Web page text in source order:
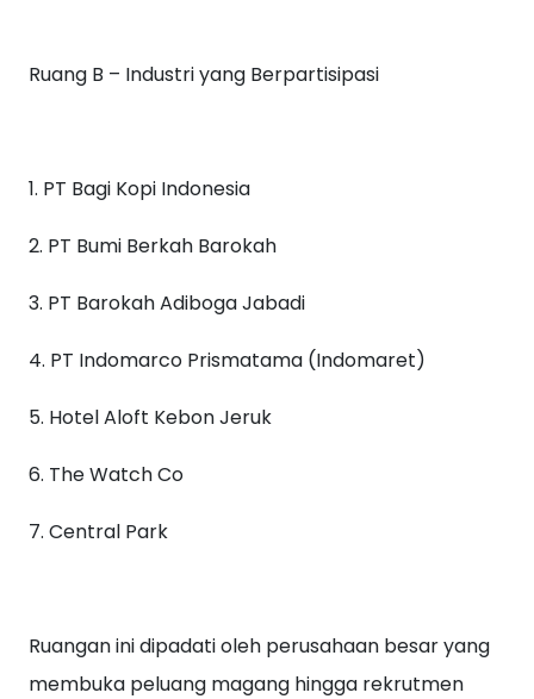
Ruang B – Industri yang Berpartisipasi
1. PT Bagi Kopi Indonesia
2. PT Bumi Berkah Barokah
3. PT Barokah Adiboga Jabadi
4. PT Indomarco Prismatama (Indomaret)
5. Hotel Aloft Kebon Jeruk
6. The Watch Co
7. Central Park
Ruangan ini dipadati oleh perusahaan besar yang
membuka peluang magang hingga rekrutmen